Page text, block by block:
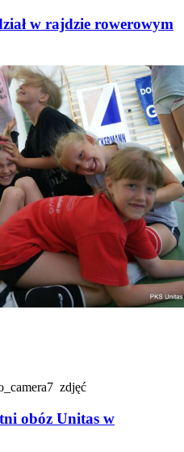
w rajdzie rowerowym
7 zdjęć
obóz Unitas w